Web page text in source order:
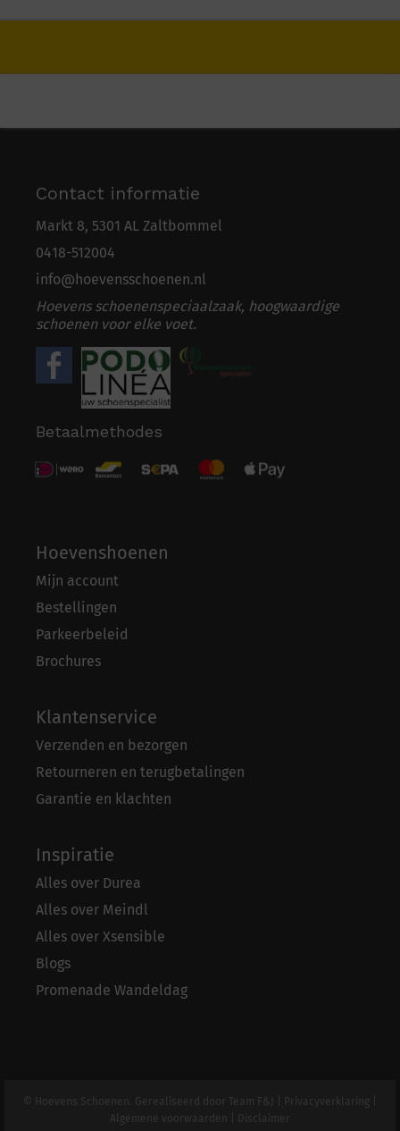
Contact informatie
Markt 8, 5301 AL Zaltbommel
0418-512004
info@hoevensschoenen.nl
Hoevens schoenenspeciaalzaak, hoogwaardige
schoenen voor elke voet.
Betaalmethodes
Hoevenshoenen
Mijn account
Bestellingen
Parkeerbeleid
Brochures
Klantenservice
Verzenden en bezorgen
Retourneren en terugbetalingen
Garantie en klachten
Inspiratie
Alles over Durea
Alles over Meindl
Alles over Xsensible
Blogs
Promenade Wandeldag
© Hoevens Schoenen. Gerealiseerd door Team F&J Privacyverklaring
Algemene voorwaarden
Disclaimer